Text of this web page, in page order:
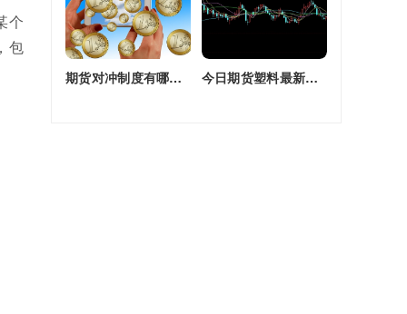
个
包
期货对冲制度有哪些(期货对冲制度有哪些类型) 今日期货塑料最新价格(今日期货塑料最新价格行情)